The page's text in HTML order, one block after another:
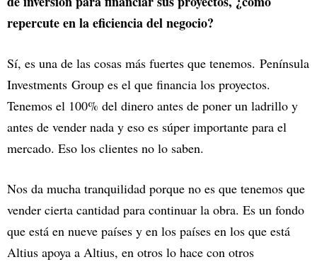
repercute en la eficiencia del negocio?
Sí, es una de las cosas más fuertes que tenemos. Península
Investments Group es el que financia los proyectos.
Tenemos el 100% del dinero antes de poner un ladrillo y
antes de vender nada y eso es súper importante para el
mercado. Eso los clientes no lo saben.
Nos da mucha tranquilidad porque no es que tenemos que
vender cierta cantidad para continuar la obra. Es un fondo
que está en nueve países y en los países en los que está
Altius apoya a Altius, en otros lo hace con otros